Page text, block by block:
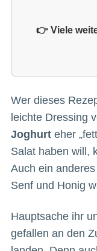
👉 Viele
Wer dieses
leichte Dressing
Joghurteher
Salat haben will,
Auch ein
Senf und Honig
Hauptsache ihr
gefallen an den